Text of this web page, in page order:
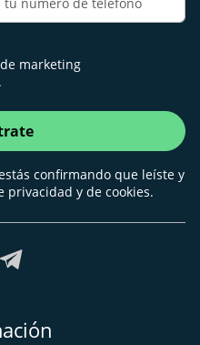
marketing
confirmando que leíste y
privacidad y de cookies.